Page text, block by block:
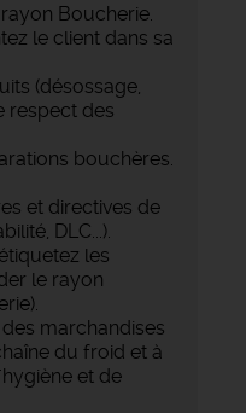
Boucherie.
le client dans sa
(désossage,
respect des
bouchères.
et directives de
DLC...).
les
le rayon
marchandises
du froid et à
et de